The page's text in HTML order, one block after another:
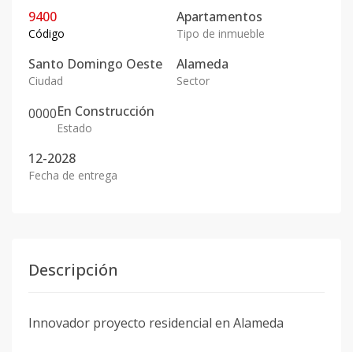
9400
Código
Apartamentos
Tipo de inmueble
Santo Domingo Oeste
Ciudad
Alameda
Sector
0000En Construcción
Estado
12-2028
Fecha de entrega
Descripción
Innovador proyecto residencial en Alameda